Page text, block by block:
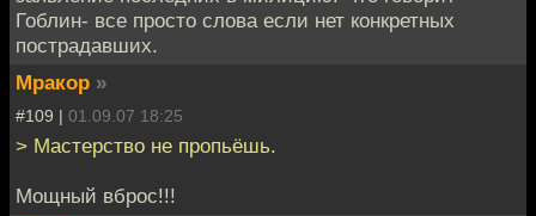
Гоблин- все просто слова если нет конкретных
пострадавших.
Мракор »
#109 | 01.09.07 18:25
> Мастерство не пропьёшь.
Мощный вброс!!!